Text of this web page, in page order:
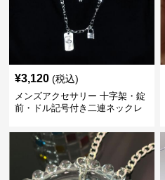
¥3,120 (税込)
メンズアクセサリー 十字架・錠
前・ドル記号付き二連ネックレ